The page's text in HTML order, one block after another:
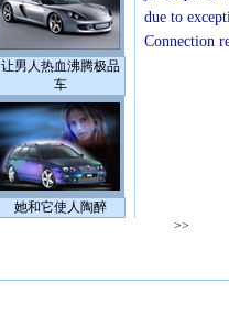
让男人热血沸腾极品
车
她和它使人陶醉
due to
Connection
>>